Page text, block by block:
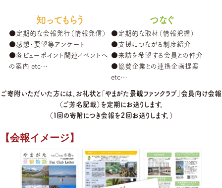
お問い合わせ 当サイトについて
山形県県土利用政策課／山形市松波二丁目８番１号
TEL.023-630-2581
知ってもらう
●定期的な会報発行（情報発信）
●感想・要望等アンケート
●各ビューポイント関連イベントへ
の案内 etc…
つなぐ
●定期的な取材（情報把握）
●支援につながる制度紹介
●来訪を希望する会員との仲介
●協賛企業との連携企画提案
etc…
ご寄附いただいた方には、お礼状と「やまがた景観ファンクラブ」会員向け会報
（ご芳名記載）を定期にお送りします。
（１回の寄附につき会報を２回お送りします。）
【会報イメージ】